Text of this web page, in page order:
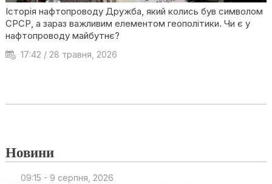
Історія нафтопроводу Дружба, який колись був символом
СРСР, а зараз важливим елементом геополітики. Чи є у
нафтопроводу майбутнє?
17:42 / 28 травня, 2026
Новини
09:15 - 9 серпня, 2026